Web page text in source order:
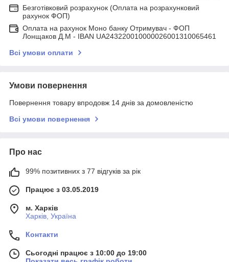
Безготівковий розрахунок (Оплата на розрахунковий
рахунок ФОП)
Оплата на рахунок Моно банку Отримувач - ФОП
Лонщаков Д.М - IBAN UA243220010000026001310065461
Всі умови оплати
Умови повернення
Повернення товару впродовж 14 днів за домовленістю
Всі умови повернення
Про нас
99% позитивних з 77 відгуків за рік
Працює з 03.05.2019
м. Харків
Харків, Україна
Контакти
Сьогодні працює з 10:00 до 19:00